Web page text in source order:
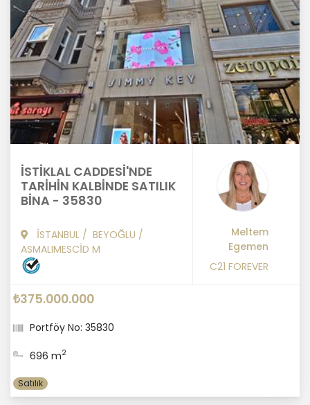
İSTİKLAL CADDESİ'NDE
TARİHİN KALBİNDE SATILIK
BİNA - 35830
İSTANBUL / BEYOĞLU /
ASMALIMESCİD M
Meltem
Egemen
C21 FOREVER
₺375.000.000
Portföy No: 35830
696 m2
Satılık